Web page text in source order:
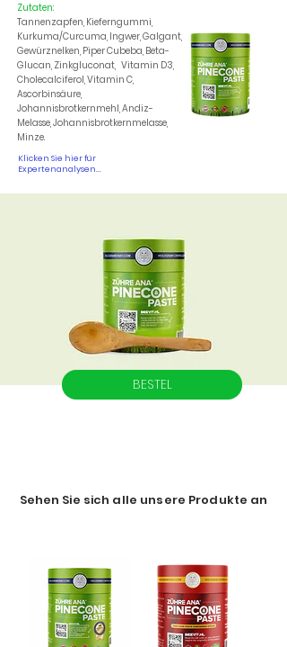
Zutaten:
Tannenzapfen, Kieferngummi,
Kurkuma/Curcuma, Ingwer, Galgant,
Gewürznelken, Piper Cubeba, Beta-
Glucan, Zinkgluconat, Vitamin D3,
Cholecalciferol, Vitamin C,
Ascorbinsäure,
Johannisbrotkernmehl, Andiz-
Melasse, Johannisbrotkernmelasse,
Minze.
Klicken Sie hier für
Expertenanalysen...
Sehen Sie sich alle unsere Produkte an
BESTEL